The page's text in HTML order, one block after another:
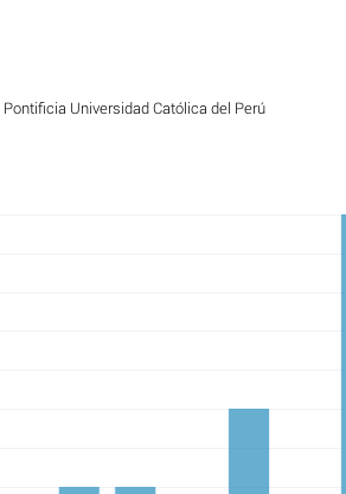
Pontificia Universidad Católica del Perú